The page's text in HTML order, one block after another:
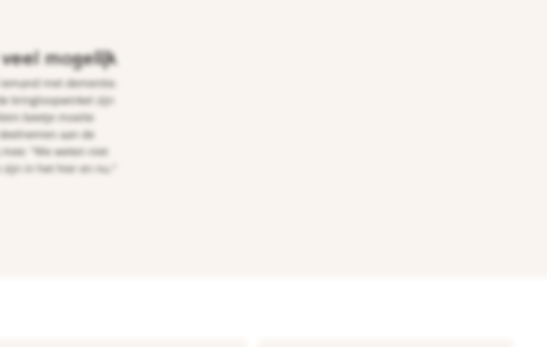
mogelijk
met dementie.
kringloopwinkel zijn
beetje moeite
aan de
"We weten niet
in het hier en nu."